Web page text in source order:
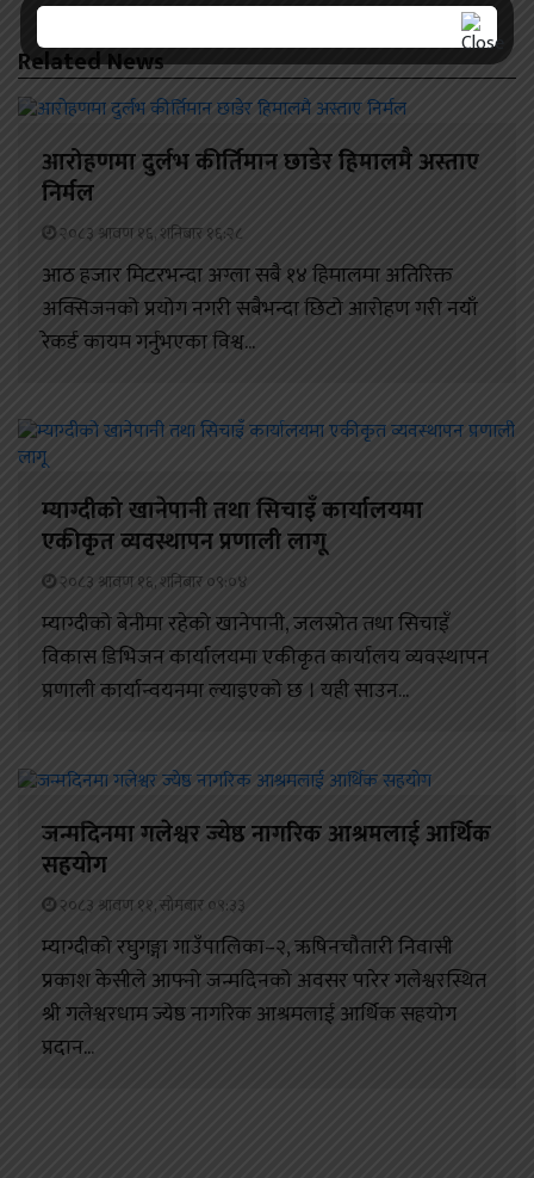
Related News
आरोहणमा दुर्लभ कीर्तिमान छाडेर हिमालमै अस्ताए
निर्मल
२०८३ श्रावण १६, शनिबार १६:२८
आठ हजार मिटरभन्दा अग्ला सबै १४ हिमालमा अतिरिक्त
अक्सिजनको प्रयोग नगरी सबैभन्दा छिटो आरोहण गरी नयाँ
रेकर्ड कायम गर्नुभएका विश्व...
म्याग्दीको खानेपानी तथा सिचाइँ कार्यालयमा
एकीकृत व्यवस्थापन प्रणाली लागू
२०८३ श्रावण १६, शनिबार ०९:०४
म्याग्दीको बेनीमा रहेको खानेपानी, जलस्रोत तथा सिचाइँ
विकास डिभिजन कार्यालयमा एकीकृत कार्यालय व्यवस्थापन
प्रणाली कार्यान्वयनमा ल्याइएको छ । यही साउन...
जन्मदिनमा गलेश्वर ज्येष्ठ नागरिक आश्रमलाई आर्थिक
सहयोग
२०८३ श्रावण ११, सोमबार ०९:३३
म्याग्दीको रघुगङ्गा गाउँपालिका–२, ऋषिनचौतारी निवासी
प्रकाश केसीले आफ्नो जन्मदिनको अवसर पारेर गलेश्वरस्थित
श्री गलेश्वरधाम ज्येष्ठ नागरिक आश्रमलाई आर्थिक सहयोग
प्रदान...